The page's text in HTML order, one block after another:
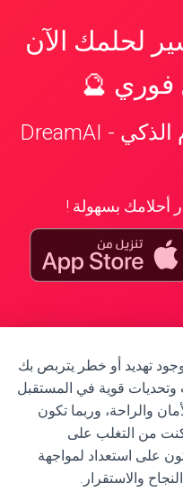
لحلمك الآن
فوري 🔮
📱 تطبيق تفسير الأحلام الذكي - DreamAI
أحلامك بسهولة !
تهديد أو خطر يتربص بك
وتحديات قوية في المستقبل
والراحة، وربما تكون
من التغلب على
على استعداد لمواجهة
والاستقرار.